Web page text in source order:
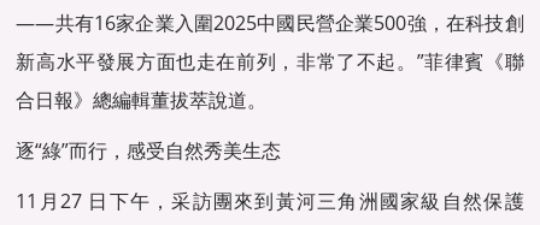
——共有16家企業入圍2025中國民營企業500強，在科技創
新高水平發展方面也走在前列，非常了不起。”菲律賓《聯
合日報》總編輯董拔萃說道。
逐“綠”而行，感受自然秀美生态
11月27 日下午，采訪團來到黃河三角洲國家級自然保護